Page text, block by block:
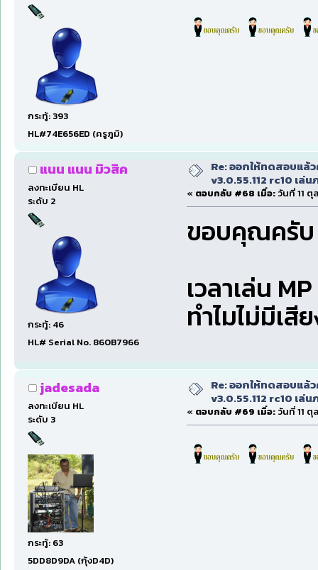
กระทู้: 393
HL#74E656ED (ครูภูมิ)
แนน แนน มิวสิค
ลงทะเบียน HL
ระดับ 2
กระทู้: 46
HL# Serial No. 860B7966
Re: ออกให้ทดสอบแล้
v3.0.55.112 rc10 เล่
« ตอบกลับ #68 เมื่อ: วันที่ 11 ตุ
ขอบคุณครับ
เวลาเล่น
ทำไมไม่มีเ
jadesada
ลงทะเบียน HL
ระดับ 3
กระทู้: 63
5DD8D9DA (กุ้งD4D)
Re: ออกให้ทดสอบแล้
v3.0.55.112 rc10 เล่
« ตอบกลับ #69 เมื่อ: วันที่ 11 ตุ